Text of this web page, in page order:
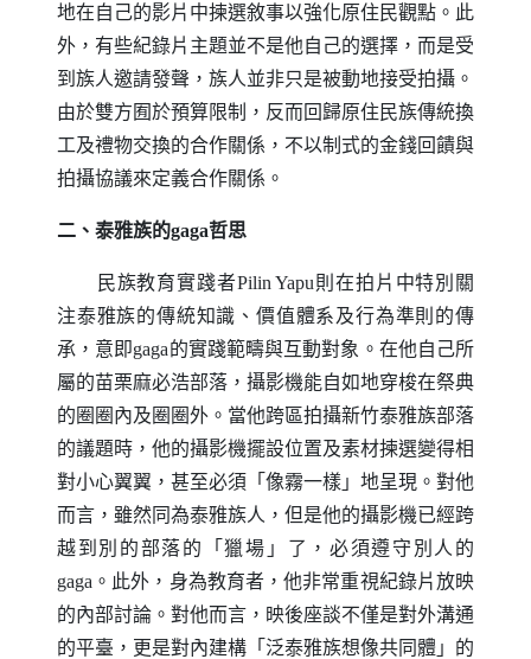
地在自己的影片中揀選敘事以強化原住民觀點。此
外，有些紀錄片主題並不是他自己的選擇，而是受
到族人邀請發聲，族人並非只是被動地接受拍攝。
由於雙方囿於預算限制，反而回歸原住民族傳統換
工及禮物交換的合作關係，不以制式的金錢回饋與
拍攝協議來定義合作關係。
二、泰雅族的gaga哲思
民族教育實踐者Pilin Yapu則在拍片中特別關
注泰雅族的傳統知識、價值體系及行為準則的傳
承，意即gaga的實踐範疇與互動對象。在他自己所
屬的苗栗麻必浩部落，攝影機能自如地穿梭在祭典
的圈圈內及圈圈外。當他跨區拍攝新竹泰雅族部落
的議題時，他的攝影機擺設位置及素材揀選變得相
對小心翼翼，甚至必須「像霧一樣」地呈現。對他
而言，雖然同為泰雅族人，但是他的攝影機已經跨
越到別的部落的「獵場」了，必須遵守別人的
gaga 。此外，身為教育者，他非常重視紀錄片放映
的內部討論。對他而言，映後座談不僅是對外溝通
的平臺，更是對內建構「泛泰雅族想像共同體」的